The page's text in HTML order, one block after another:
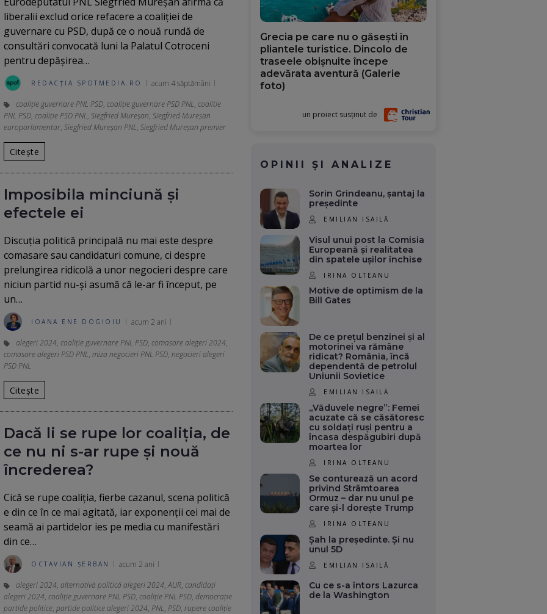
liberalii exclud orice refacere a coaliției de
guvernare cu PSD, după ce o nouă rundă de
consultări convocată luni la Palatul Cotroceni
pentru depășirea…
REDACȚIA SPOTMEDIA.RO acum 4 săptămâni
coaliție guvernare PNL PSD, coaliție guvernare PSD PNL, coalitie
PNL PSD, coaliție PSD PNL, Siegfried Mureșan, Siegfried Mureșan
europarlamentar, Siegfried Mureșan PNL, Siegfried Mureșan premier
Citește
Imposibila minciună și
efectele ei
Discuția politică principală nu mai este despre
comasare sau candidaturi comune, ci despre
prelungirea ridicolă a unor negocieri despre care
niciun partid nu-și asumă că le-ar fi început, pe
un…
IOANA ENE DOGIOIU acum 2 ani
alegeri 2024, coaliție guvernare PNL PSD, comasare alegeri 2024,
comasare alegeri PSD PNL, miza negocieri PNL PSD, negocieri alegeri
PSD PNL
Citește
Dacă li se rupe lor coaliția, de
ce nu ni s-ar rupe și nouă
încrederea?
Cică se rupe coaliția, fierbe cazanul, scena politică
e din ce în ce mai agitată, iar exponenții cei mai de
seamă ai partidelor ies pe media cu manifestări
din ce…
OCTAVIAN ȘERBAN acum 2 ani
alegeri 2024, alternativă politică alegeri 2024,AUR, candidați
alegeri 2024, coaliție guvernare PNL PSD, coaliție PNL PSD, democrație
partide politice, partide politice alegeri 2024, PNL, PSD, rupere coaliție
Grecia pe care nu o găsești în
pliantele turistice. Dincolo de
traseele obișnuite începe
adevărata aventură (Galerie
foto)
un proiect susținut de
OPINII ȘI ANALIZE
Sorin Grindeanu, șantaj la
președinte
EMILIAN ISAILĂ
Visul unui post la Comisia
Europeană și realitatea
din spatele ușilor închise
IRINA OLTEANU
Motive de optimism de la
Bill Gates
De ce prețul benzinei și al
motorinei va rămâne
ridicat? România, încă
dependentă de petrolul
Uniunii Sovietice
EMILIAN ISAILĂ
„Văduvele negre”: Femei
acuzate că se căsătoresc
cu soldați ruși pentru a
încasa despăgubiri după
moartea lor
IRINA OLTEANU
Se conturează un acord
privind Strâmtoarea
Ormuz – dar nu unul pe
care și-l dorește Trump
IRINA OLTEANU
Șah la președinte. Și nu
unul 5D
EMILIAN ISAILĂ
Cu ce s-a întors Lazurca
de la Washington